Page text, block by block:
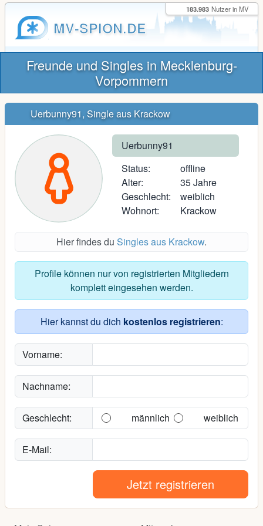
MV-SPION.DE
183.983 Nutzer in MV
Freunde und Singles in Mecklenburg-
Vorpommern
Uerbunny91, Single aus Krackow
Uerbunny91
Status:
offline
Alter:
35 Jahre
Geschlecht:
weiblich
Wohnort:
Krackow
Hier findes du Singles aus Krackow.
Profile können nur von registrierten Mitgliedern
komplett eingesehen werden.
Hier kannst du dich kostenlos registrieren:
Vorname:
Nachname:
Geschlecht: männlich weiblich
E-Mail:
Jetzt registrieren